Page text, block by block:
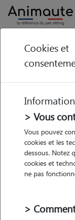
Animaute Ile-de-
• 29 ans
1 animal
Cookies et
> Vous
Vous pouvez
cookies et les
dessous. Notez
cookies et
ne pas
>